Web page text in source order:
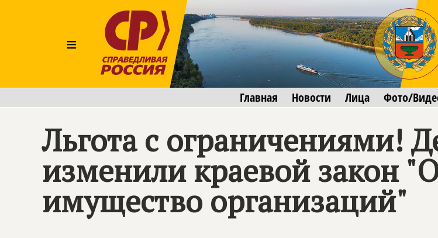
≡
Главная Новости Лица Фото/
Льгота с ограничениями!
изменили краевой закон
имущество организаций"